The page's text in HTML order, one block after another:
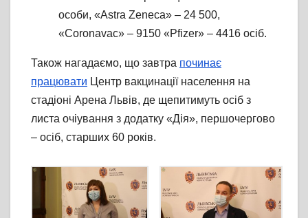
особи, «Astra Zeneca» – 24 500,
«Coronavac» – 9150 «Pfizer» – 4416 осіб.
Також нагадаємо, що завтра починає
працювати Центр вакцинації населення на
стадіоні Арена Львів, де щепитимуть осіб з
листа очіування з додатку «Дія», першочергово
– осіб, старших 60 років.